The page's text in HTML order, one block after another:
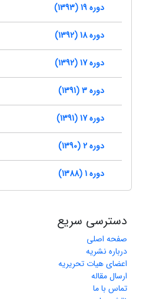
دوره 19 (1393)
دوره 18 (1392)
دوره 17 (1392)
دوره 3 (1391)
دوره 17 (1391)
دوره 2 (1390)
دوره 1 (1388)
دسترسی سریع
صفحه اصلی
درباره نشریه
اعضای هیات تحریریه
ارسال مقاله
تماس با ما